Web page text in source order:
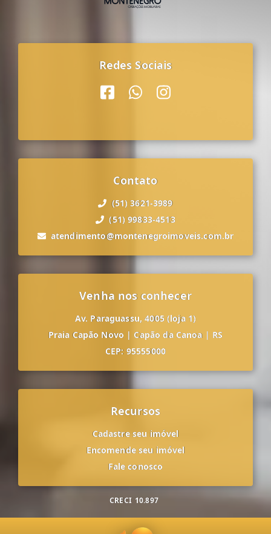
Redes Sociais
Contato
(51) 3621-3989
(51) 99833-4513
atendimento@montenegroimoveis.com.br
Venha nos conhecer
Av. Paraguassu, 4005 (loja 1)
Praia Capão Novo | Capão da Canoa | RS
CEP: 95555000
Recursos
Cadastre seu imóvel
Encomende seu imóvel
Fale conosco
CRECI 10.897